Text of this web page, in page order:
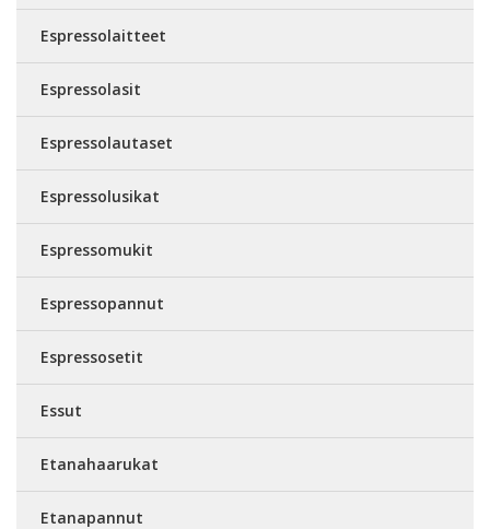
Espressolaitteet
Espressolasit
Espressolautaset
Espressolusikat
Espressomukit
Espressopannut
Espressosetit
Essut
Etanahaarukat
Etanapannut